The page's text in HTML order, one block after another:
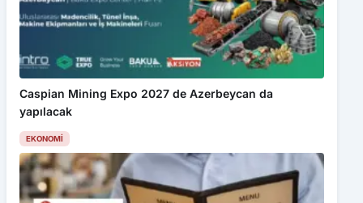
Caspian Mining Expo 2027 de Azerbeycan da
yapılacak
EKONOMI